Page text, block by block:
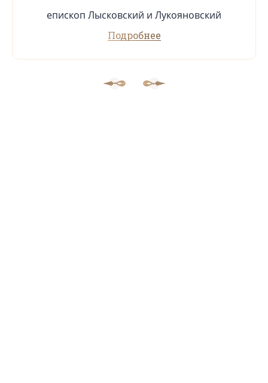
епископ Лысковский и Лукояновский
Подробнее